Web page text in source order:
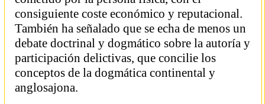
consiguiente coste económico y reputacional.
También ha señalado que se echa de menos un
debate doctrinal y dogmático sobre la autoría y
participación delictivas, que concilie los
conceptos de la dogmática continental y
anglosajona.